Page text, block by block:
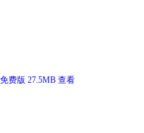
费版 27.5MB 查看